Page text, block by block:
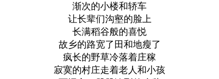
渐次的小楼和轿车
让长辈们沟壑的脸上
长满稻谷般的喜悦
故乡的路宽了田和地瘦了
疯长的野草冷落着庄稼
寂寞的村庄走着老人和小孩